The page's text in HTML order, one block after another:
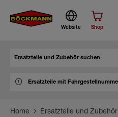
Website Shop
Home
Ersatzteile und Zubehör